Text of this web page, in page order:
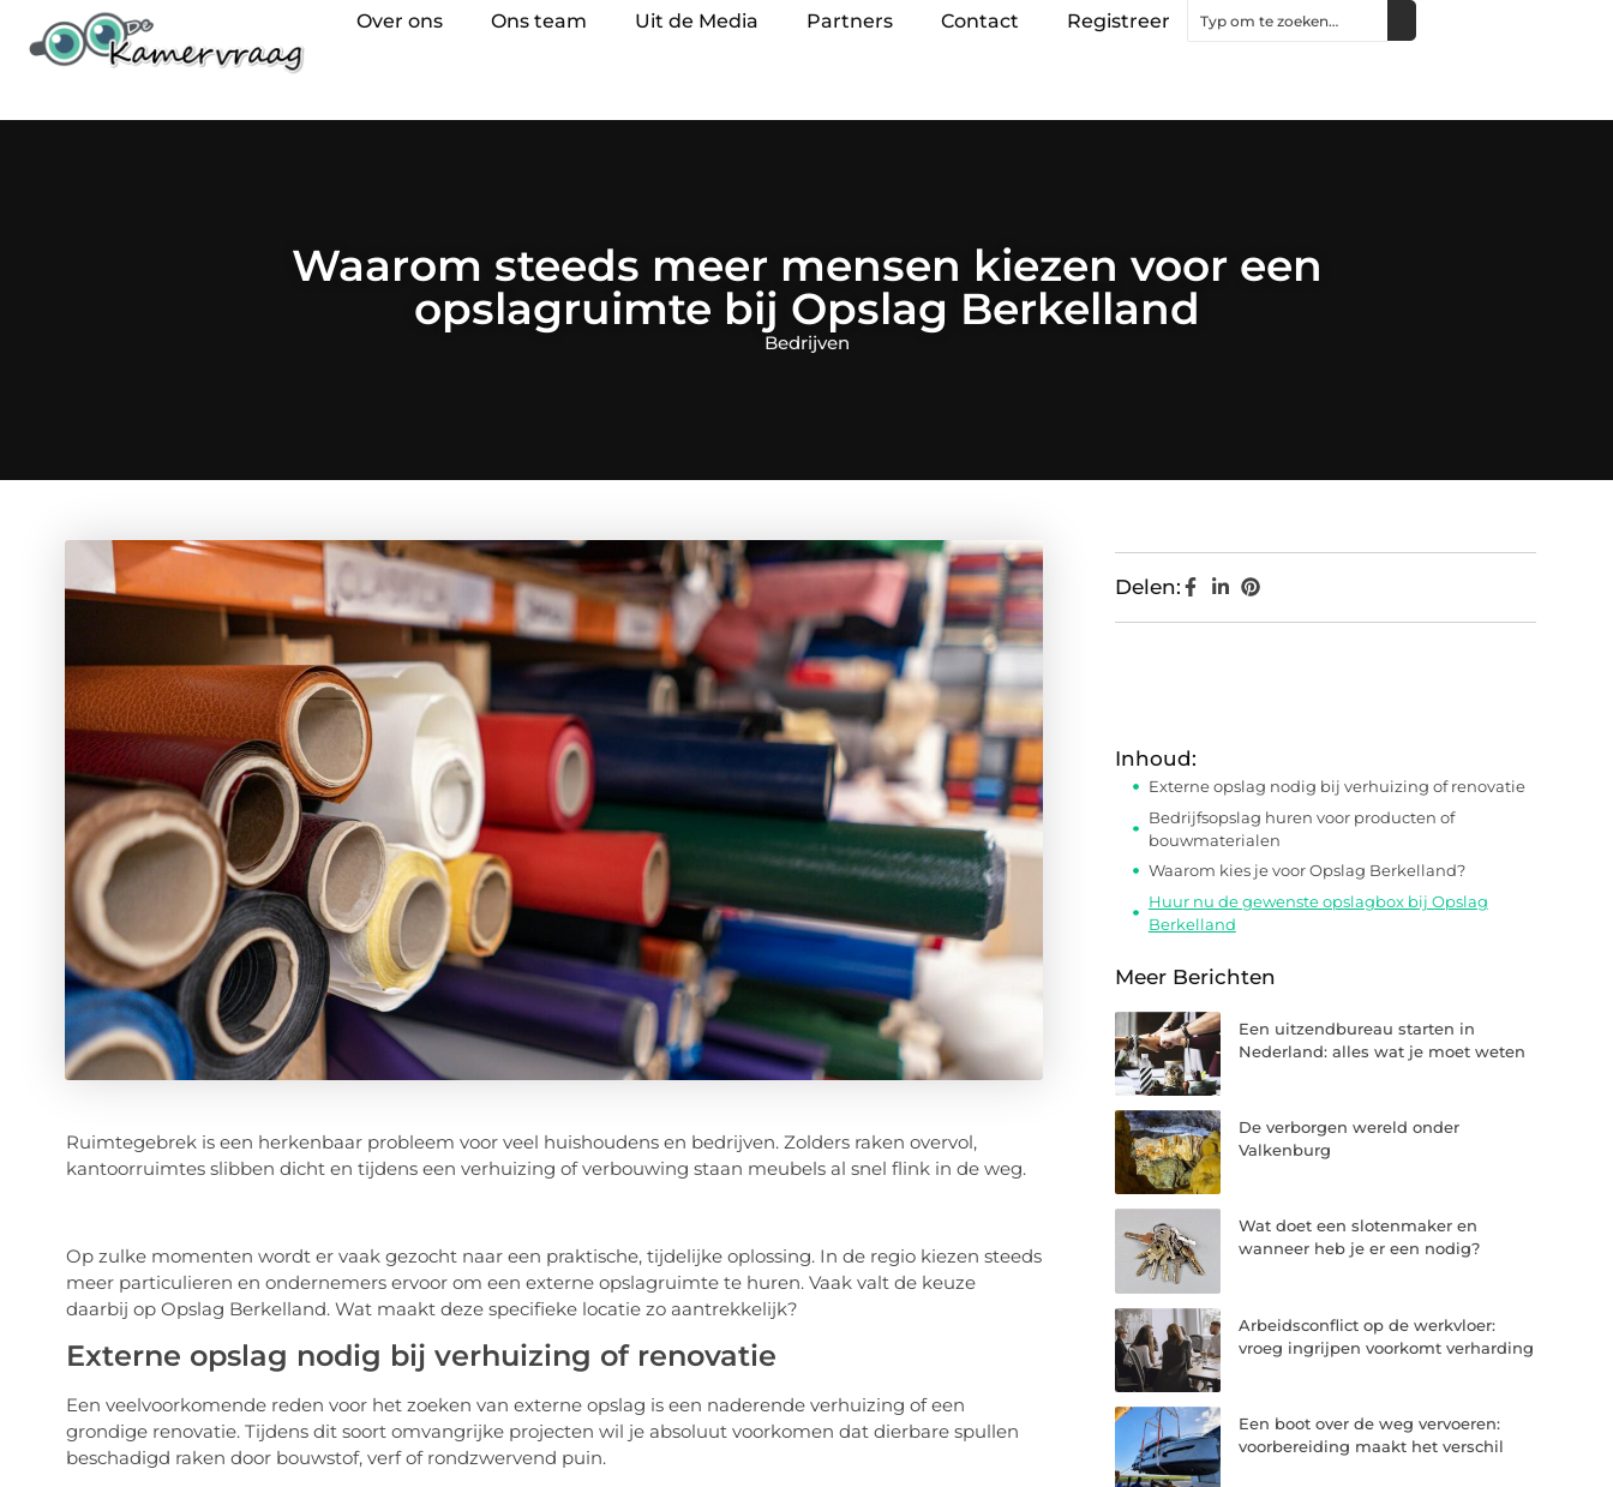
Over ons Ons team Uit de Media Partners Contact Registreer
Waarom steeds meer mensen kiezen voor een
opslagruimte bij Opslag Berkelland
Bedrijven
Ruimtegebrek is een herkenbaar probleem voor veel huishoudens en bedrijven. Zolders raken overvol,
kantoorruimtes slibben dicht en tijdens een verhuizing of verbouwing staan meubels al snel flink in de weg.
Op zulke momenten wordt er vaak gezocht naar een praktische, tijdelijke oplossing. In de regio kiezen steeds
meer particulieren en ondernemers ervoor om een externe opslagruimte te huren. Vaak valt de keuze
daarbij op Opslag Berkelland. Wat maakt deze specifieke locatie zo aantrekkelijk?
Externe opslag nodig bij verhuizing of renovatie
Een veelvoorkomende reden voor het zoeken van externe opslag is een naderende verhuizing of een
grondige renovatie. Tijdens dit soort omvangrijke projecten wil je absoluut voorkomen dat dierbare spullen
beschadigd raken door bouwstof, verf of rondzwervend puin.
Delen:
Inhoud:
Externe opslag nodig bij verhuizing of renovatie
Bedrijfsopslag huren voor producten of
bouwmaterialen
Waarom kies je voor Opslag Berkelland?
Huur nu de gewenste opslagbox bij Opslag
Berkelland
Meer Berichten
Een uitzendbureau starten in
Nederland: alles wat je moet weten
De verborgen wereld onder
Valkenburg
Wat doet een slotenmaker en
wanneer heb je er een nodig?
Arbeidsconflict op de werkvloer:
vroeg ingrijpen voorkomt verharding
Een boot over de weg vervoeren:
voorbereiding maakt het verschil